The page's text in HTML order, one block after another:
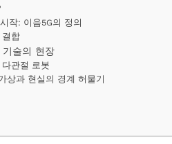
작: 이음5G의 정의
결합
기술의 현장
관절 로봇
상과 현실의 경계 허물기